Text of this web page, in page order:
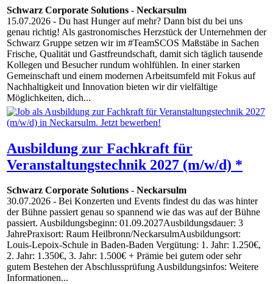
Schwarz Corporate Solutions - Neckarsulm
15.07.2026 - Du hast Hunger auf mehr? Dann bist du bei uns
genau richtig! Als gastronomisches Herzstück der Unternehmen der
Schwarz Gruppe setzen wir im #TeamSCOS Maßstäbe in Sachen
Frische, Qualität und Gastfreundschaft, damit sich täglich tausende
Kollegen und Besucher rundum wohlfühlen. In einer starken
Gemeinschaft und einem modernen Arbeitsumfeld mit Fokus auf
Nachhaltigkeit und Innovation bieten wir dir vielfältige
Möglichkeiten, dich...
Ausbildung zur Fachkraft für
Veranstaltungstechnik 2027 (m/w/d) *
Schwarz Corporate Solutions - Neckarsulm
30.07.2026 - Bei Konzerten und Events findest du das was hinter
der Bühne passiert genau so spannend wie das was auf der Bühne
passiert. Ausbildungsbeginn: 01.09.2027Ausbildungsdauer: 3
JahrePraxisort: Raum Heilbronn/NeckarsulmAusbildungsort:
Louis-Lepoix-Schule in Baden-Baden Vergütung: 1. Jahr: 1.250€,
2. Jahr: 1.350€, 3. Jahr: 1.500€ + Prämie bei gutem oder sehr
gutem Bestehen der Abschlussprüfung Ausbildungsinfos: Weitere
Informationen...